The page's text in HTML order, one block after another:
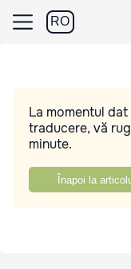
RO
La momentul
traducere, vă
minute.
Înapoi la